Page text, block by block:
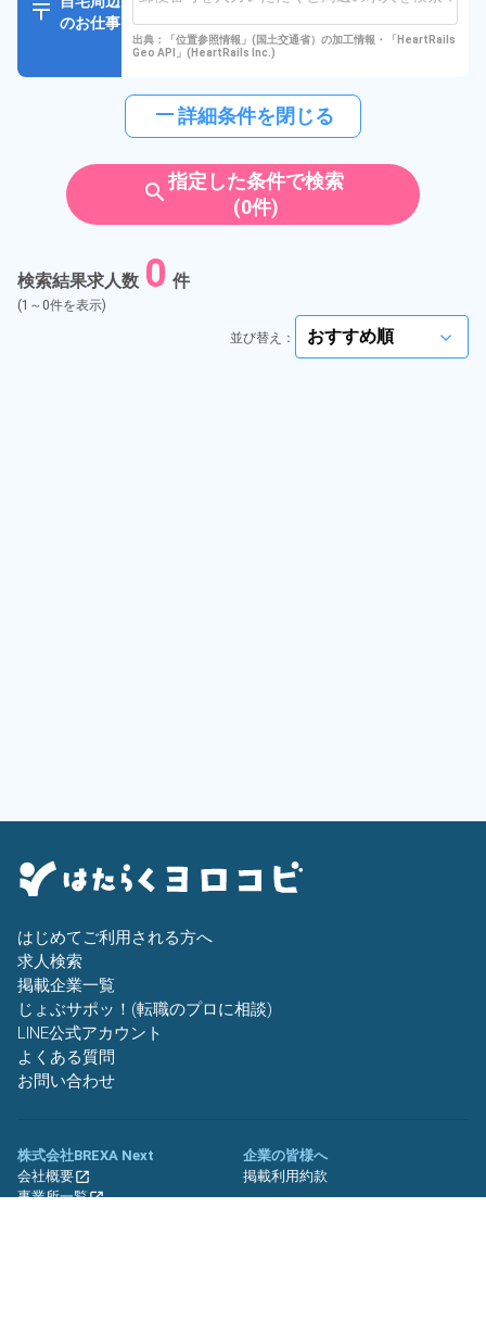
のお仕事
出典：「位置参照情報」(国土交通省）の加工情報・「HeartRails
Geo API」(HeartRails Inc.)
horizontal_rule詳細条件を閉じる
search指定した条件で検索
(0件)
検索結果求人数 0 件
(1～0件を表示)
並び替え： arrow_forward_ios
はじめてご利用される方へ
求人検索
掲載企業一覧
じょぶサポッ！(転職のプロに相談)
LINE公式アカウント
よくある質問
お問い合わせ
株式会社BREXA Next
会社概要
事業所一覧
企業の皆様へ
掲載利用約款